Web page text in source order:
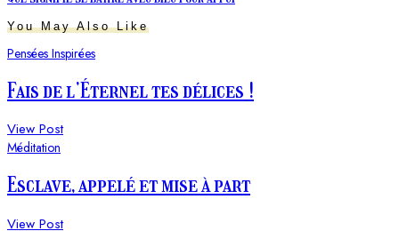
You May Also Like
Pensées Inspirées
Fais de l’Éternel tes délices !
View Post
Méditation
Esclave, appelé et mise à part
View Post